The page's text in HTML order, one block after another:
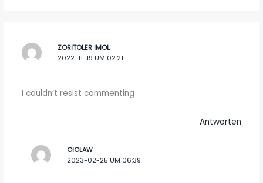
ZORITOLER IMOL
2022-11-19 UM 02:21
I couldn’t resist commenting
Antworten
OIOLAW
2023-02-25 UM 06:39